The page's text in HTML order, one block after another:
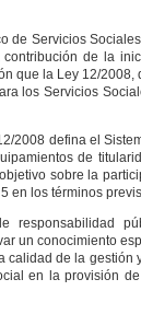
de Servicios
de la
que la Ley 12/
los Servicios
2008 defina el
de
sobre la
en los términos
un conocimiento
de la
en la provisión